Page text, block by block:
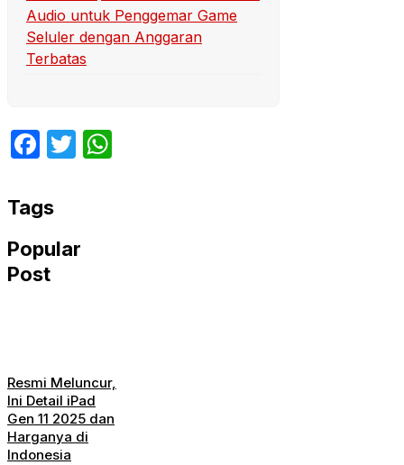
Audio untuk Penggemar Game
Seluler dengan Anggaran
Terbatas
Facebook
Twitter
Tags
Popular
Post
Resmi Meluncur,
Ini Detail iPad
Gen 11 2025 dan
Harganya di
Indonesia